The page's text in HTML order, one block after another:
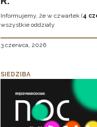
Informujemy, że w czwartek (4
wszystkie oddziały
3 czerwca, 2026
SIEDZIBA